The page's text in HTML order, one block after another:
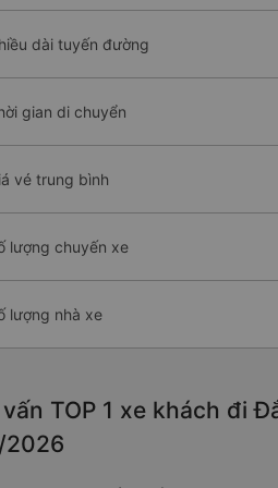
dài tuyến đường
gian di chuyển
vé trung bình
lượng chuyến xe
lượng nhà xe
TOP 1 xe khách đi
2026